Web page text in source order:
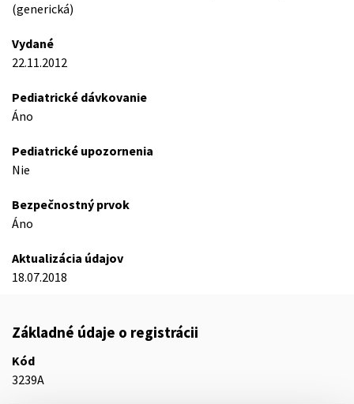
(generická)
Vydané
22.11.2012
Pediatrické dávkovanie
Áno
Pediatrické upozornenia
Nie
Bezpečnostný prvok
Áno
Aktualizácia údajov
18.07.2018
Základné údaje o registrácii
Kód
3239A